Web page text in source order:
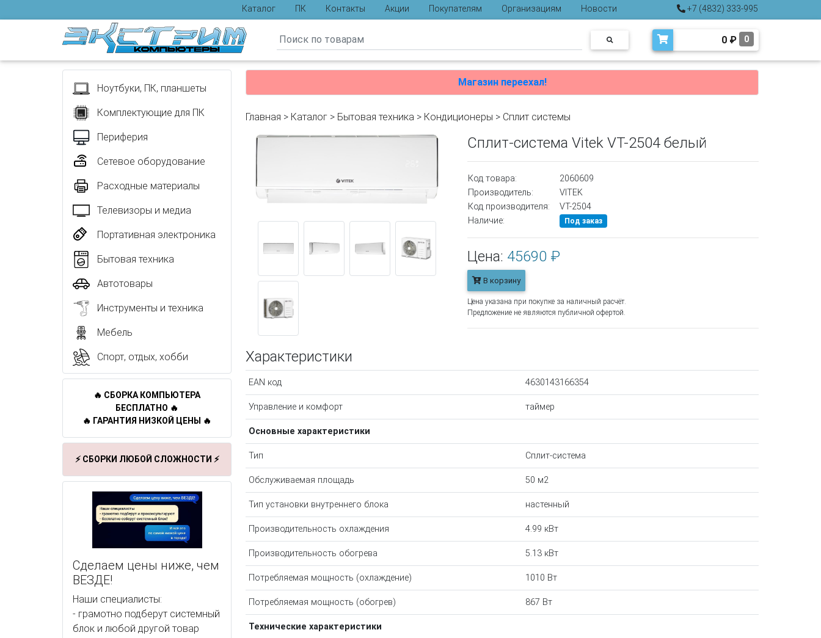
Каталог ПК Контакты Акции Покупателям Организациям
Новости
Отзывы
+7 (4832) 333-995
0 ₽ 0
Ноутбуки, ПК, планшеты
Комплектующие для ПК
Периферия
Сетевое оборудование
Расходные материалы
Телевизоры и медиа
Портативная электроника
Бытовая техника
Автотовары
Инструменты и техника
Мебель
Спорт, отдых, хобби
🔥 СБОРКА КОМПЬЮТЕРА
БЕСПЛАТНО 🔥
🔥 ГАРАНТИЯ НИЗКОЙ ЦЕНЫ 🔥
⚡ СБОРКИ ЛЮБОЙ СЛОЖНОСТИ ⚡
Сделаем цены ниже, чем
ВЕЗДЕ!
Наши специалисты:
- грамотно подберут системный
блок и любой другой товар
Магазин переехал!
Главная > Каталог > Бытовая техника > Кондиционеры > Сплит системы
Сплит-система Vitek VT-2504 белый
Код товара:
2060609
Производитель:
VITEK
Код производителя:
VT-2504
Наличие:
Под заказ
Цена: 45690 ₽
В корзину
Цена указана при покупке за наличный расчёт.
Предложение не являются публичной офертой.
Характеристики
EAN код 4630143166354
Управление и комфорт таймер
Основные характеристики
Тип Сплит-система
Обслуживаемая площадь 50 м2
Тип установки внутреннего блока настенный
Производительность охлаждения 4.99 кВт
Производительность обогрева 5.13 кВт
Потребляемая мощность (охлаждение) 1010 Вт
Потребляемая мощность (обогрев) 867 Вт
Технические характеристики